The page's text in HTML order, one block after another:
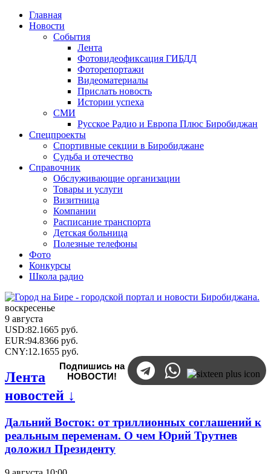
Главная
Новости
События
Лента
Фотовидеофиксация ГИБДД
Фоторепортажи
Видеоматериалы
Прислать новость
Истории успеха
СМИ
Русское Радио и Европа Плюс Биробиджан
Спецпроекты
Спортивные секции в Биробиджане
Судьба и отечество
Справочник
Обслуживающие организации
Товары и услуги
Визитница
Компании
Расписание транспорта
Детская больница
Полезные телефоны
Фото
Конкурсы
Школа радио
воскресенье
9 августа
USD:82.1665 руб.
EUR:94.8366 руб.
CNY:12.1655 руб.
Подпишись на
НОВОСТИ!
Лента
новостей ↓
Дальний Восток: от триллионных соглашений к
реальным переменам. О чем Юрий Трутнев
доложил Президенту